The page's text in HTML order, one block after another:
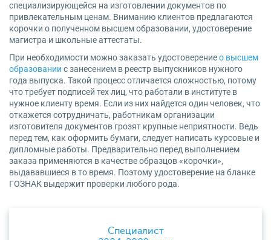
специализирующейся на изготовлении документов по
привлекательным ценам. Вниманию клиентов предлагаются
корочки о полученном высшем образовании, удостоверение
магистра и школьные аттестаты.
При необходимости можно заказать удостоверениео высшем
образовании с занесением в реестр выпускников нужного
года выпуска. Такой процесс отличается сложностью, потому
что требует подписей тех лиц, что работали в институте в
нужное клиенту время. Если из них найдется один человек, что
откажется сотрудничать, работникам организации
изготовителя документов грозят крупные неприятности. Ведь
перед тем, как оформить бумаги, следует написать курсовые и
дипломные работы. Предварительно перед выполнением
заказа применяются в качестве образцов «корочки»,
выдававшиеся в то время. Поэтому удостоверение на бланке
ГОЗНАК выдержит проверки любого рода.
Специалист